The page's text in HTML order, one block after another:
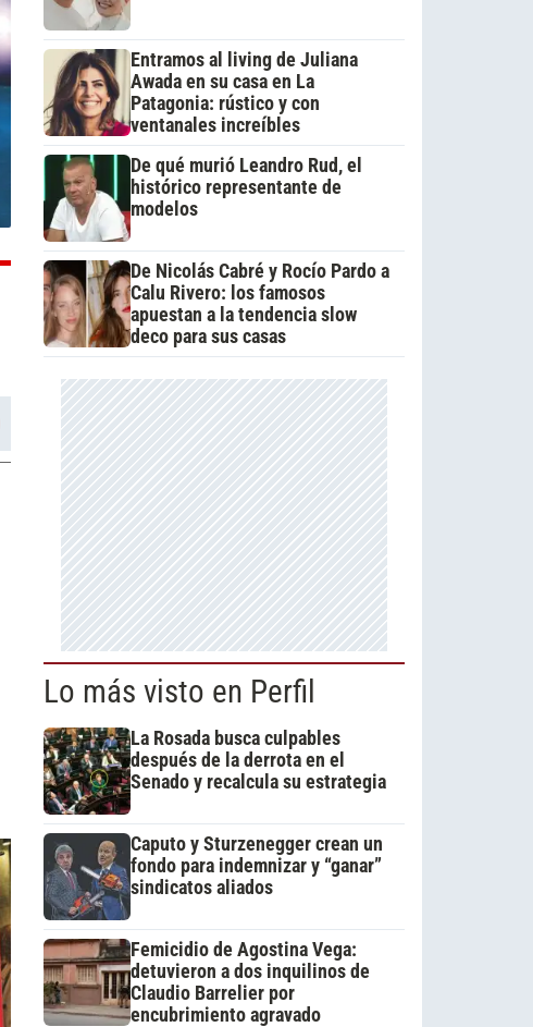
Entramos al living de Juliana
Awada en su casa en La
Patagonia: rústico y con
ventanales increíbles
De qué murió Leandro Rud, el
histórico representante de
modelos
De Nicolás Cabré y Rocío Pardo a
Calu Rivero: los famosos
apuestan a la tendencia slow
deco para sus casas
Lo más visto en Perfil
La Rosada busca culpables
después de la derrota en el
Senado y recalcula su estrategia
Caputo y Sturzenegger crean un
fondo para indemnizar y “ganar”
sindicatos aliados
Femicidio de Agostina Vega:
detuvieron a dos inquilinos de
Claudio Barrelier por
encubrimiento agravado